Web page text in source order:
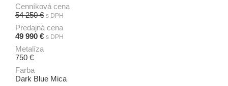
Cenníková cena
54 250 € s DPH
Predajná cena
49 990 € s DPH
Metalíza
750 €
Farba
Dark Blue Mica